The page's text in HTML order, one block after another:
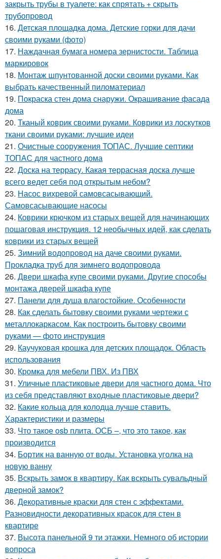
закрыть трубы в туалете: как спрятать + скрыть
трубопровод
16. Детская площадка дома. Детские горки для дачи
своими руками (фото)
17. Наждачная бумага номера зернистости. Таблица
маркировок
18. Монтаж шпунтованной доски своими руками. Как
выбрать качественный пиломатериал
19. Покраска стен дома снаружи. Окрашивание фасада
дома
20. Тканый коврик своими руками. Коврики из лоскутков
ткани своими руками: лучшие идеи
21. Очистные сооружения ТОПАС. Лучшие септики
ТОПАС для частного дома
22. Доска на террасу. Какая террасная доска лучше
всего ведет себя под открытым небом?
23. Насос вихревой самовсасывающий.
Самовсасывающие насосы
24. Коврики крючком из старых вещей для начинающих
пошаговая инструкция. 12 необычных идей, как сделать
коврики из старых вещей
25. Зимний водопровод на даче своими руками.
Прокладка труб для зимнего водопровода
26. Двери шкафа купе своими руками. Другие способы
монтажа дверей шкафа купе
27. Панели для душа влагостойкие. Особенности
28. Как сделать бытовку своими руками чертежи с
металлокаркасом. Как построить бытовку своими
руками — фото инструкция
29. Каучуковая крошка для детских площадок. Область
использования
30. Кромка для мебели ПВХ. Из ПВХ
31. Уличные пластиковые двери для частного дома. Что
из себя представляют входные пластиковые двери?
32. Какие кольца для колодца лучше ставить.
Характеристики и размеры
33. Что такое osb плита. ОСБ –, что это такое, как
производится
34. Бортик на ванную от воды. Установка уголка на
новую ванну
35. Вскрыть замок в квартиру. Как вскрыть сувальдный
дверной замок?
36. Декоративные краски для стен с эффектами.
Разновидности декоративных красок для стен в
квартире
37. Высота панельной 9 ти этажки. Немного об истории
вопроса